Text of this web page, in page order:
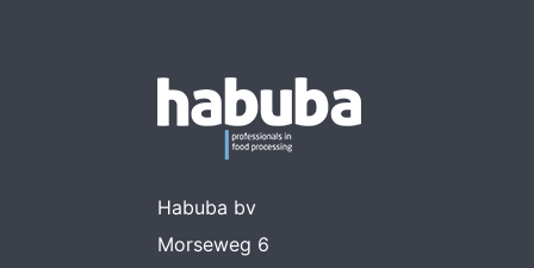
Habuba bv
Morseweg 6